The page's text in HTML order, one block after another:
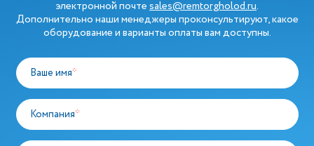
электронной почтеsales@remtorgholod.ru.
Дополнительно наши менеджеры проконсультируют, какое
оборудование и варианты оплаты вам доступны.
Ваше имя*
Компания*